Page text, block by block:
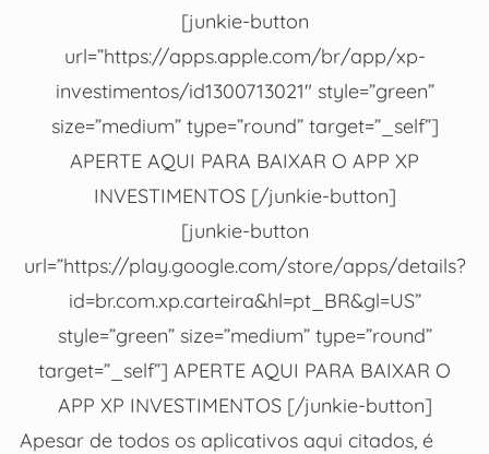
[junkie-button
url=”https://apps.apple.com/br/app/xp-
investimentos/id1300713021″ style=”green”
size=”medium” type=”round” target=”_self”]
APERTE AQUI PARA BAIXAR O APP XP
INVESTIMENTOS [/junkie-button]
[junkie-button
url=”https://play.google.com/store/apps/details?
id=br.com.xp.carteira&hl=pt_BR&gl=US”
style=”green” size=”medium” type=”round”
target=”_self”] APERTE AQUI PARA BAIXAR O
APP XP INVESTIMENTOS [/junkie-button]
Apesar de todos os aplicativos aqui citados, é